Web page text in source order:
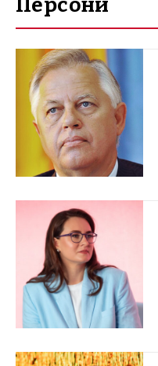
Персони